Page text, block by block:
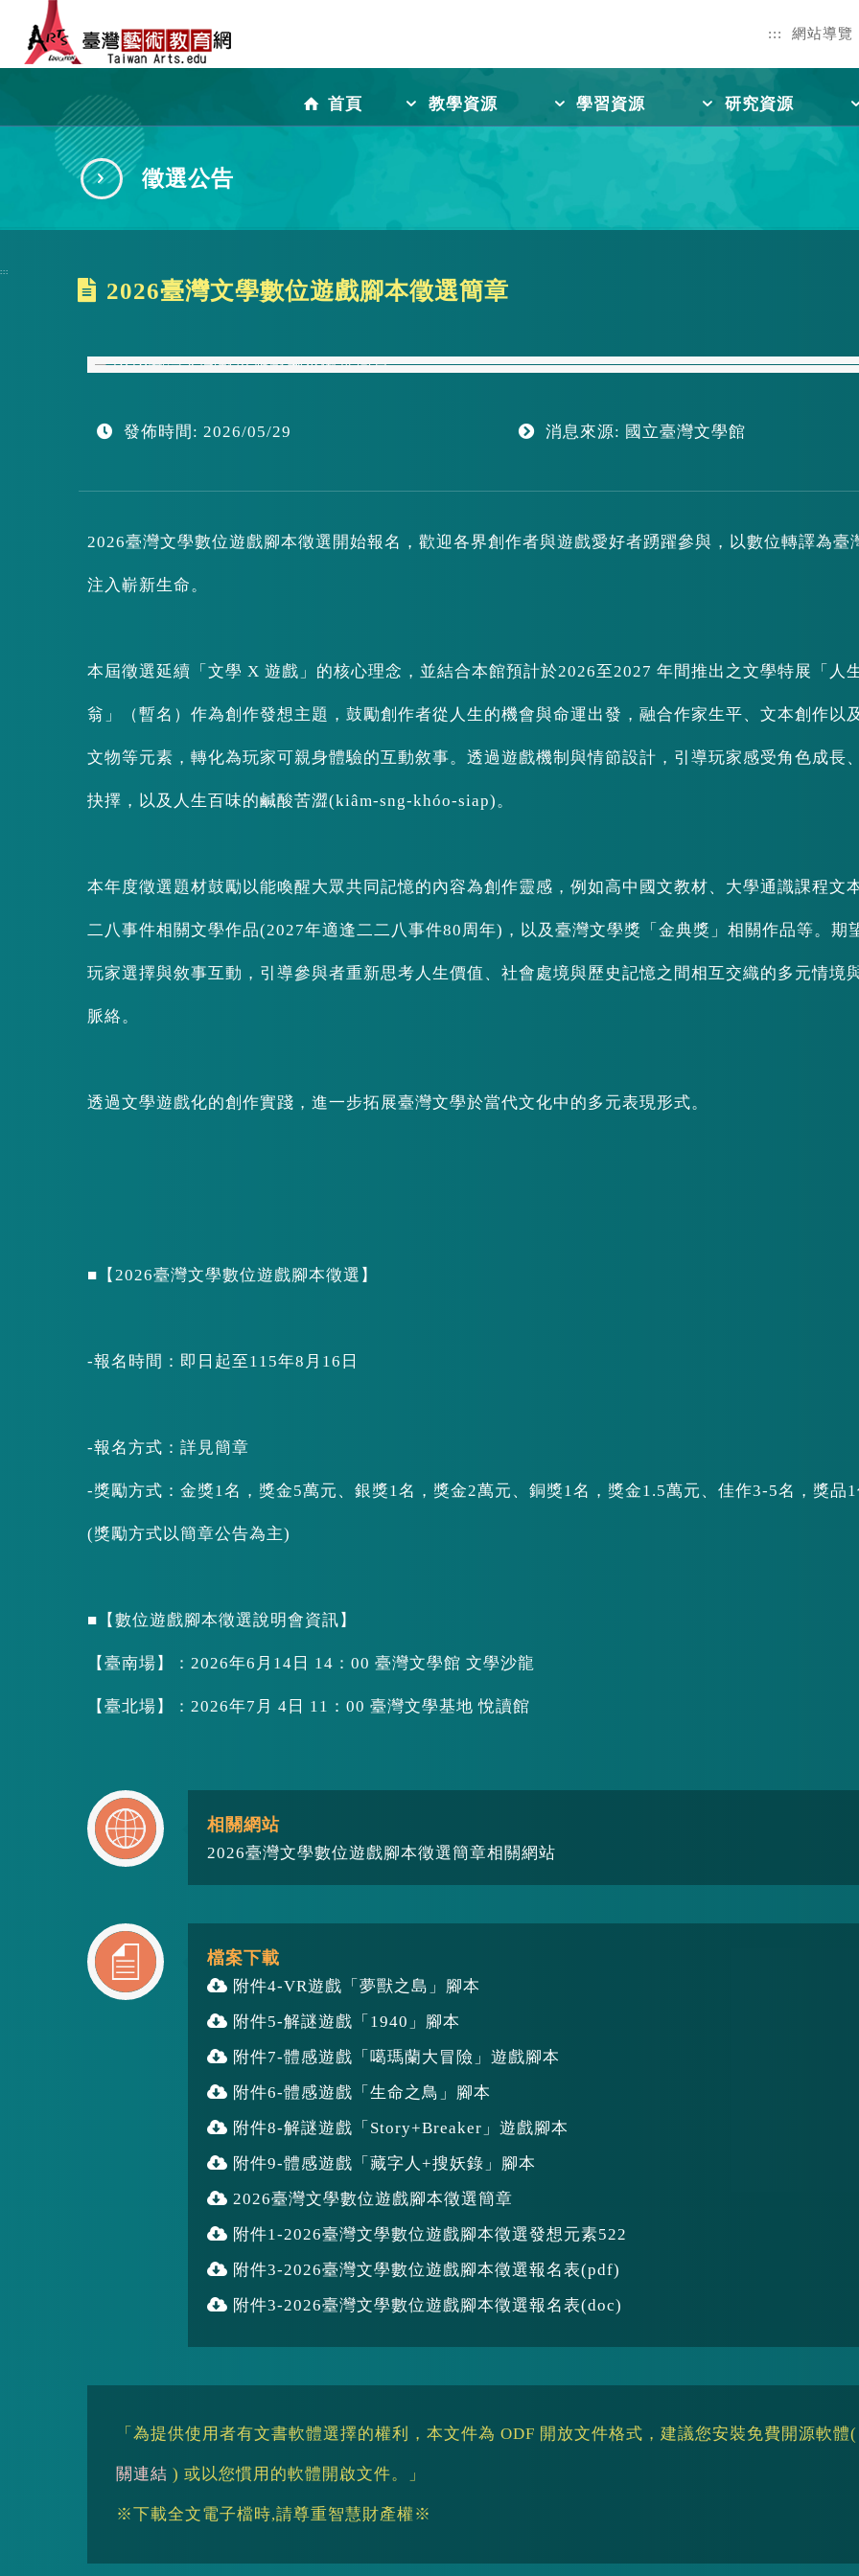
要
內
容
區
::: 網站導覽
首頁 教學資源 學習資源 研究資源
徵選公告
:::
2026臺灣文學數位遊戲腳本徵選簡章
發佈時間: 2026/05/29 消息來源: 國立臺灣文學館
2026臺灣文學數位遊戲腳本徵選開始報名，歡迎各界創作者與遊戲愛好者踴躍參與，以數位轉譯為臺
注入嶄新生命。
本屆徵選延續「文學 X 遊戲」的核心理念，並結合本館預計於2026至2027 年間推出之文學特展「人
翁」（暫名）作為創作發想主題，鼓勵創作者從人生的機會與命運出發，融合作家生平、文本創作以
文物等元素，轉化為玩家可親身體驗的互動敘事。透過遊戲機制與情節設計，引導玩家感受角色成長
抉擇，以及人生百味的鹹酸苦澀(kiâm-sng-khóo-siap)。
本年度徵選題材鼓勵以能喚醒大眾共同記憶的內容為創作靈感，例如高中國文教材、大學通識課程文
二八事件相關文學作品(2027年適逢二二八事件80周年)，以及臺灣文學獎「金典獎」相關作品等。期
玩家選擇與敘事互動，引導參與者重新思考人生價值、社會處境與歷史記憶之間相互交織的多元情境
脈絡。
透過文學遊戲化的創作實踐，進一步拓展臺灣文學於當代文化中的多元表現形式。
■【2026臺灣文學數位遊戲腳本徵選】
-報名時間：即日起至115年8月16日
-報名方式：詳見簡章
-獎勵方式：金獎1名，獎金5萬元、銀獎1名，獎金2萬元、銅獎1名，獎金1.5萬元、佳作3-5名，獎品
(獎勵方式以簡章公告為主)
■【數位遊戲腳本徵選說明會資訊】
【臺南場】：2026年6月14日 14：00 臺灣文學館 文學沙龍
【臺北場】：2026年7月 4日 11：00 臺灣文學基地 悅讀館
相關網站
2026臺灣文學數位遊戲腳本徵選簡章相關網站
檔案下載
附件4-VR遊戲「夢獸之島」腳本
附件5-解謎遊戲「1940」腳本
附件7-體感遊戲「噶瑪蘭大冒險」遊戲腳本
附件6-體感遊戲「生命之鳥」腳本
附件8-解謎遊戲「Story+Breaker」遊戲腳本
附件9-體感遊戲「藏字人+搜妖錄」腳本
2026臺灣文學數位遊戲腳本徵選簡章
附件1-2026臺灣文學數位遊戲腳本徵選發想元素522
附件3-2026臺灣文學數位遊戲腳本徵選報名表(pdf)
附件3-2026臺灣文學數位遊戲腳本徵選報名表(doc)
「為提供使用者有文書軟體選擇的權利，本文件為 ODF 開放文件格式，建議您安裝免費開源軟體
關連結 ) 或以您慣用的軟體開啟文件。」
※下載全文電子檔時,請尊重智慧財產權※